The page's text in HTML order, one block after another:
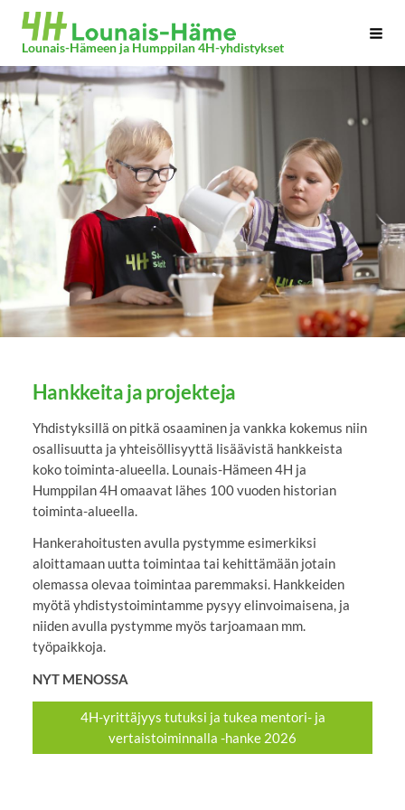
Siirry
sivun
Lounais-Hämeen ja Humppilan 4H-yhdistykset
Hankkeita ja projekteja
Yhdistyksillä on pitkä osaaminen ja vankka kokemus niin
osallisuutta ja yhteisöllisyyttä lisäävistä hankkeista
koko toiminta-alueella. Lounais-Hämeen 4H ja
Humppilan 4H omaavat lähes 100 vuoden historian
toiminta-alueella.
Hankerahoitusten avulla pystymme esimerkiksi
aloittamaan uutta toimintaa tai kehittämään jotain
olemassa olevaa toimintaa paremmaksi. Hankkeiden
myötä yhdistystoimintamme pysyy elinvoimaisena, ja
niiden avulla pystymme myös tarjoamaan mm.
työpaikkoja.
NYT MENOSSA
4H-yrittäjyys tutuksi ja tukea mentori- ja
vertaistoiminnalla -hanke 2026